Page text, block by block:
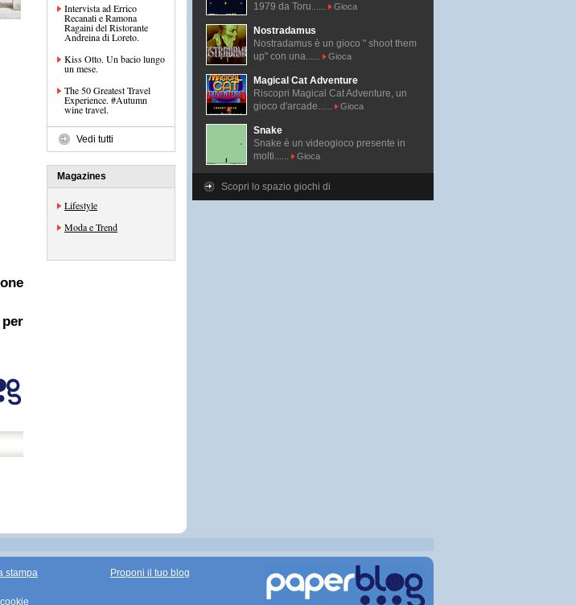
Intervista ad Errico
Recanati e Ramona
Ragaini del Ristorante
Andreina di Loreto.
Kiss Otto. Un bacio lungo
un mese.
The 50 Greatest Travel
Experience. #Autumn
wine travel.
Vedi tutti
Magazines
Lifestyle
Moda e Trend
1979 da Toru......
Gioca
Nostradamus
Nostradamus è un gioco " shoot them
up" con una......
Gioca
Magical Cat Adventure
Riscopri Magical Cat Adventure, un
gioco d'arcade......
Gioca
Snake
Snake è un videogioco presente in
molti......
Gioca
Scopri lo spazio giochi di
stampa
Proponi il tuo blog